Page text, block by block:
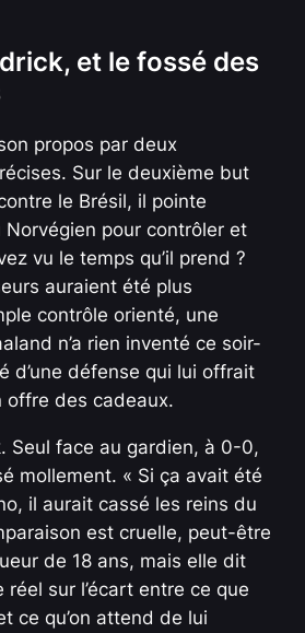
et le fossé des
propos par deux
Sur le deuxième but
le Brésil, il pointe
Norvégien pour contrôler et
vu le temps qu’il prend ?
auraient été plus
contrôle orienté, une
n’a rien inventé ce soir-
d’une défense qui lui offrait
offre des cadeaux.
Seul face au gardien, à 0-0,
mollement. « Si ça avait été
il aurait cassé les reins du
est cruelle, peut-être
de 18 ans, mais elle dit
réel sur l’écart entre ce que
ce qu’on attend de lui